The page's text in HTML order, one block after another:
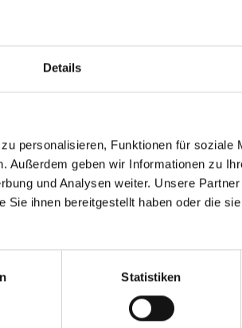
Details
personalisieren, Funktionen für soziale
Außerdem geben wir Informationen zu
und Analysen weiter. Unsere
ihnen bereitgestellt haben oder die
Statistiken